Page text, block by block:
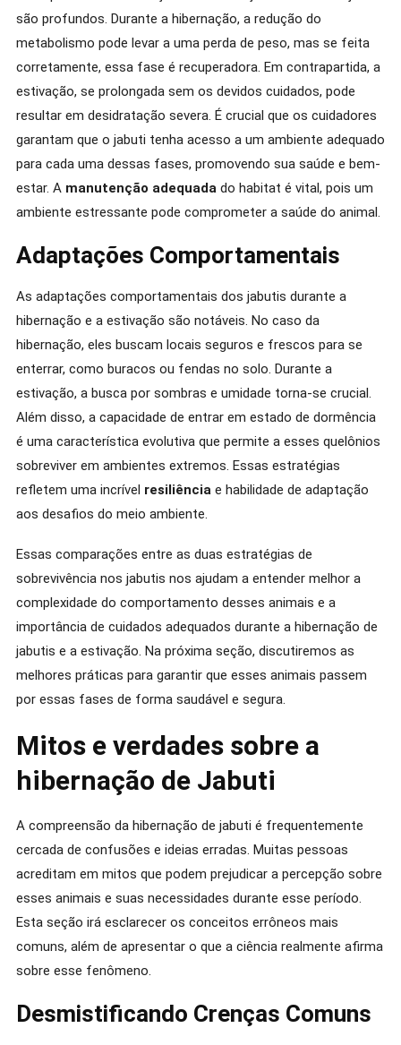
são profundos. Durante a hibernação, a redução do
metabolismo pode levar a uma perda de peso, mas se feita
corretamente, essa fase é recuperadora. Em contrapartida, a
estivação, se prolongada sem os devidos cuidados, pode
resultar em desidratação severa. É crucial que os cuidadores
garantam que o jabuti tenha acesso a um ambiente adequado
para cada uma dessas fases, promovendo sua saúde e bem-
estar. A manutenção adequadado habitat é vital, pois um
ambiente estressante pode comprometer a saúde do animal.
Adaptações Comportamentais
As adaptações comportamentais dos jabutis durante a
hibernação e a estivação são notáveis. No caso da
hibernação, eles buscam locais seguros e frescos para se
enterrar, como buracos ou fendas no solo. Durante a
estivação, a busca por sombras e umidade torna-se crucial.
Além disso, a capacidade de entrar em estado de dormência
é uma característica evolutiva que permite a esses quelônios
sobreviver em ambientes extremos. Essas estratégias
refletem uma incrível resiliênciae habilidade de adaptação
aos desafios do meio ambiente.
Essas comparações entre as duas estratégias de
sobrevivência nos jabutis nos ajudam a entender melhor a
complexidade do comportamento desses animais e a
importância de cuidados adequados durante a hibernação de
jabutis e a estivação. Na próxima seção, discutiremos as
melhores práticas para garantir que esses animais passem
por essas fases de forma saudável e segura.
Mitos e verdades sobre a
hibernação de Jabuti
A compreensão da hibernação de jabuti é frequentemente
cercada de confusões e ideias erradas. Muitas pessoas
acreditam em mitos que podem prejudicar a percepção sobre
esses animais e suas necessidades durante esse período.
Esta seção irá esclarecer os conceitos errôneos mais
comuns, além de apresentar o que a ciência realmente afirma
sobre esse fenômeno.
Desmistificando Crenças Comuns